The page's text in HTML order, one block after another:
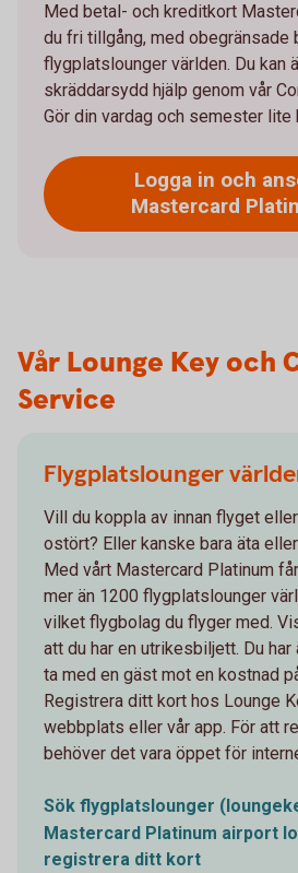
Med betal- och kreditkort
du fri tillgång, med obegränsade
flygplatslounger världen. Du kan
skräddarsydd hjälp genom vår
Gör din vardag och semester lite
Logga in och
Mastercard
Vår Lounge Key och
Service
Flygplatslounger
Vill du koppla av innan flyget
ostört? Eller kanske bara äta
Med vårt Mastercard Platinum
mer än 1200 flygplatslounger
vilket flygbolag du flyger med.
att du har en utrikesbiljett. Du
ta med en gäst mot en kostnad
Registrera ditt kort hos Lounge
webbplats eller vår app. För att
behöver det vara öppet för
Sök flygplatslounger
Mastercard Platinum airport
registrera ditt kort